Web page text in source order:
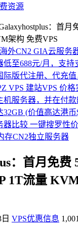
资源
：首月
架构 免费VPS
：首月免费
1T流量
VPS优惠信息